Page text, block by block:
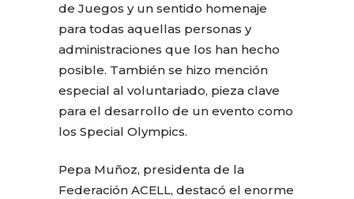
de Juegos y un sentido homenaje
para todas aquellas personas y
administraciones que los han hecho
posible. También se hizo mención
especial al voluntariado, pieza clave
para el desarrollo de un evento como
los Special Olympics.
Pepa Muñoz, presidenta de la
Federación ACELL, destacó el enorme